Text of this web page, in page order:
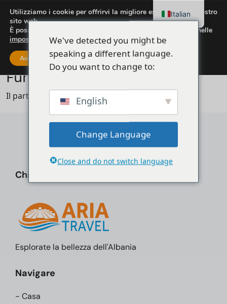
CasaFunzione: Pagina partner
Funzione: Pagina partner
Il partner non esiste.
Chi siamo
Esplorate la bellezza dell'Albania
Navigare
- Casa
We've detected you might be
speaking a different language.
Do you want to change to:
English
Change Language
Close and do not switch language
Utilizziamo i cookie per offrirvi la migliore esperienza sul nostro
sito web.
È possibile scoprire quali cookie utilizziamo o disattivarli nelle
impostazioni.
Accettare Impostazioni
Italian